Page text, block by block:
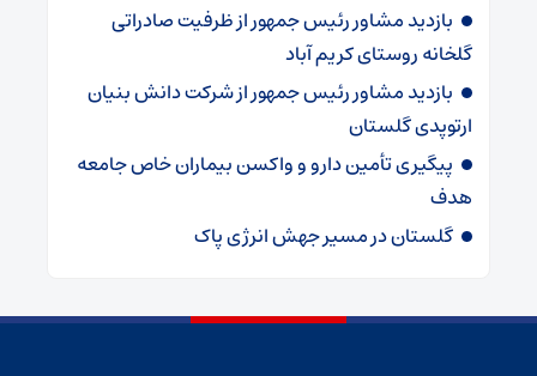
بازدید مشاور رئیس جمهور از ظرفیت صادراتی
گلخانه روستای کریم آباد
بازدید مشاور رئیس جمهور از شرکت دانش بنیان
ارتوپدی گلستان
پیگیری تأمین دارو و واکسن بیماران خاص جامعه
هدف
گلستان در مسیر جهش انرژی پاک